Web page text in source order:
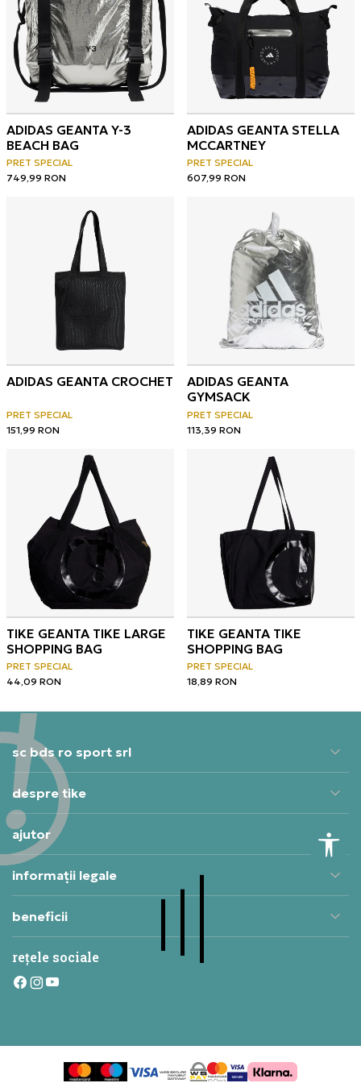
ADIDAS GEANTA Y-3
BEACH BAG
PRET SPECIAL
749,99 RON
ADIDAS GEANTA STELLA
MCCARTNEY
PRET SPECIAL
607,99 RON
ADIDAS GEANTA CROCHET
PRET SPECIAL
151,99 RON
ADIDAS GEANTA
GYMSACK
PRET SPECIAL
113,39 RON
TIKE GEANTA TIKE LARGE
SHOPPING BAG
PRET SPECIAL
44,09 RON
TIKE GEANTA TIKE
SHOPPING BAG
PRET SPECIAL
18,89 RON
sc bds ro sport srl
despre tike
ajutor
informații legale
beneficii
rețele sociale